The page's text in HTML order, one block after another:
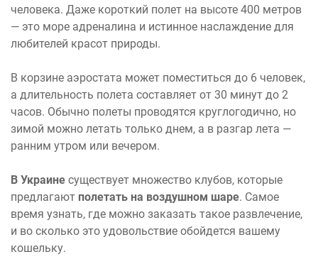
человека. Даже короткий полет на высоте 400 метров
— это море адреналина и истинное наслаждение для
любителей красот природы.
В корзине аэростата может поместиться до 6 человек,
а длительность полета составляет от 30 минут до 2
часов. Обычно полеты проводятся круглогодично, но
зимой можно летать только днем, а в разгар лета —
ранним утром или вечером.
В Украине существует множество клубов, которые
предлагают полетать на воздушном шаре. Самое
время узнать, где можно заказать такое развлечение,
и во сколько это удовольствие обойдется вашему
кошельку.